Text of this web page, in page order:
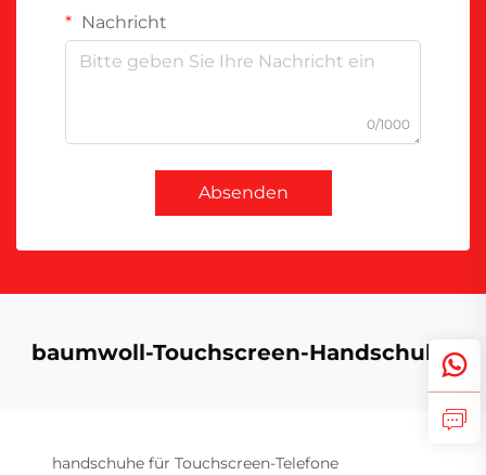
Nachricht
0/1000
Absenden
baumwoll-Touchscreen-Handschuhe
handschuhe für Touchscreen-Telefone